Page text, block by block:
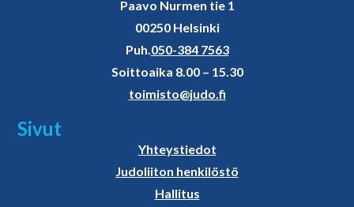
Paavo Nurmen tie 1
00250 Helsinki
Puh.050-384 7563
Soittoaika 8.00 – 15.30
toimisto@judo.fi
Sivut
Yhteystiedot
Judoliiton henkilöstö
Hallitus